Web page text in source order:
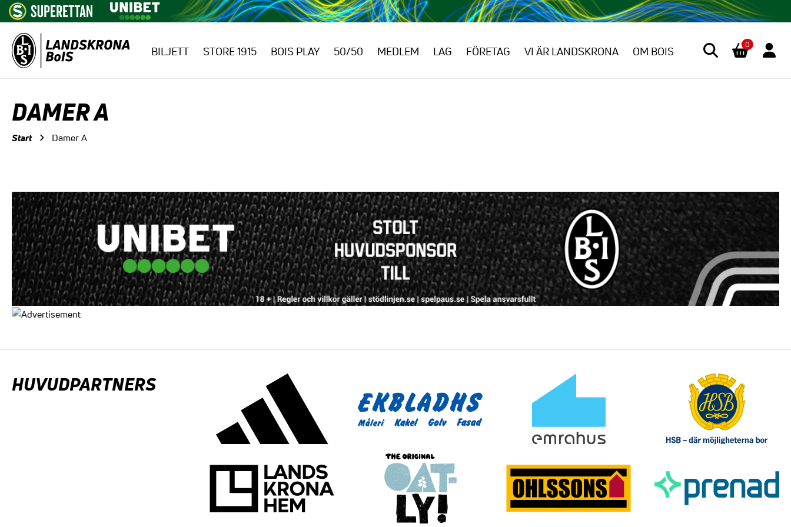
BILJETT STORE 1915 BOIS PLAY 50/50 MEDLEM LAG FÖRETAG VI ÄR LANDSKRONA OM BOIS
0
DAMER A
Start Damer A
HUVUDPARTNERS